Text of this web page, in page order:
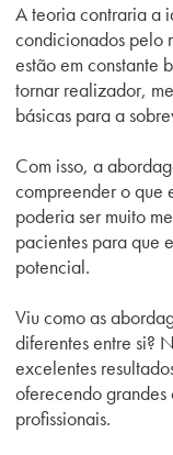
A teoria contraria a
condicionados pelo
estão em constante
tornar realizador,
básicas para a
Com isso, a
compreender o que
poderia ser muito
pacientes para que
potencial.
Viu como as
diferentes entre si?
excelentes
oferecendo grandes
profissionais.